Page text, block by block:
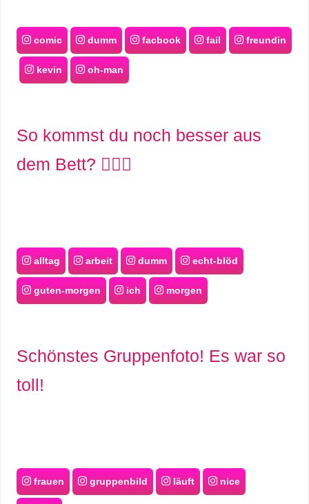
H
comic dumm facbook fail freundin
kevin oh-man
So kommst du noch besser aus
dem Bett? 💇🏼‍♀️
alltag arbeit dumm echt-blöd
guten-morgen ich morgen
Schönstes Gruppenfoto! Es war so
toll!
frauen gruppenbild läuft nice